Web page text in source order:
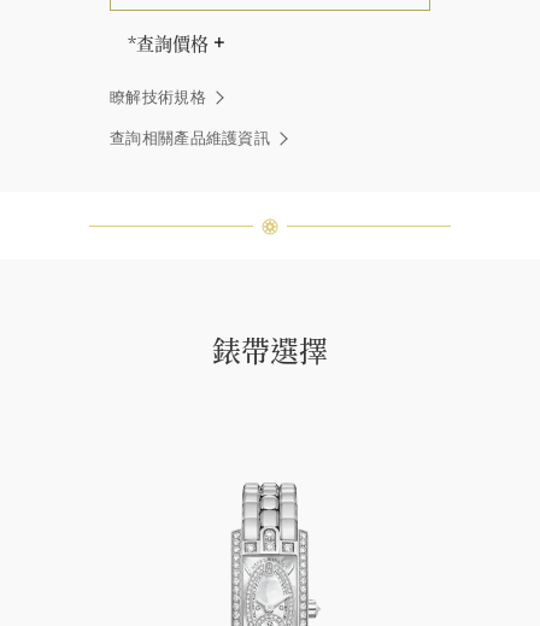
*查詢價格
兩顆相同的鑽石。」 海瑞溫斯頓的每
一件高級珠寶作品也是如此：每個寶
石皆與眾不同而採用獨特鑲嵌方式，
瞭解技術規格
查詢相關產品維護資訊
錶帶選擇